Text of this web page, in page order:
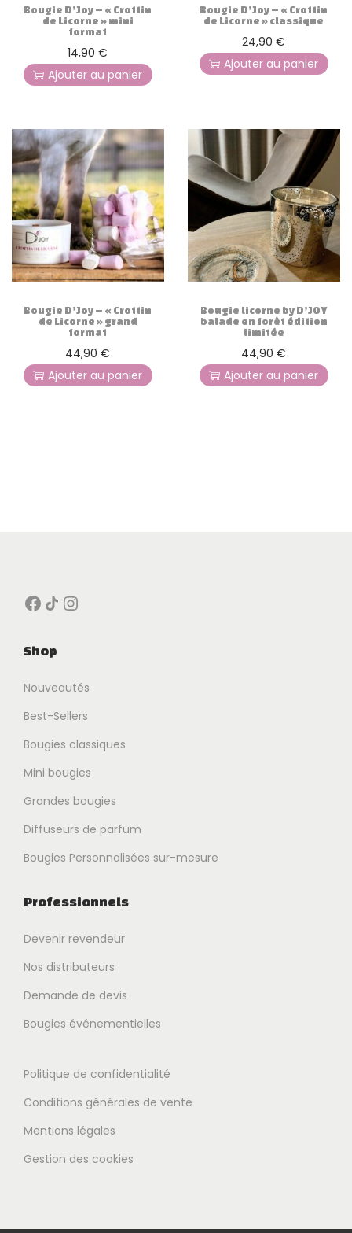
Bougie D’Joy – « Crottin
de Licorne » mini
format
14,90€
Ajouter au panier
Bougie D’Joy – « Crottin
de Licorne » classique
24,90€
Ajouter au panier
Bougie D’Joy – « Crottin
de Licorne » grand
format
44,90€
Ajouter au panier
Bougie licorne by D’JOY
balade en forêt édition
limitée
44,90€
Ajouter au panier
Facebook Icône de partage Instagram
Shop
Nouveautés
Best-Sellers
Bougies classiques
Mini bougies
Grandes bougies
Diffuseurs de parfum
Bougies Personnalisées sur-mesure
Professionnels
Devenir revendeur
Nos distributeurs
Demande de devis
Bougies événementielles
Politique de confidentialité
Conditions générales de vente
Mentions légales
Gestion des cookies